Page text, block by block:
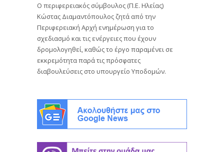
Ο περιφερειακός σύμβουλος (Π.Ε. Ηλείας)
Κώστας Διαμαντόπουλος ζητά από την
Περιφερειακή Αρχή ενημέρωση για το
σχεδιασμό και τις ενέργειες που έχουν
δρομολογηθεί, καθώς το έργο παραμένει σε
εκκρεμότητα παρά τις πρόσφατες
διαβουλεύσεις στο υπουργείο Υποδομών.